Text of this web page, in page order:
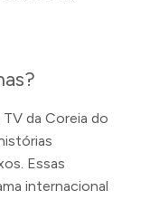
da Coreia do
Essas
internacional